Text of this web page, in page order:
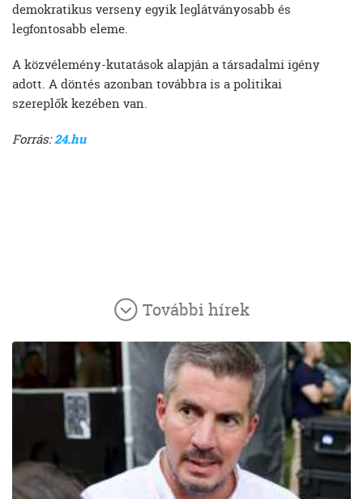
demokratikus verseny egyik leglátványosabb és
legfontosabb eleme.
A közvélemény-kutatások alapján a társadalmi igény
adott. A döntés azonban továbbra is a politikai
szereplők kezében van.
Forrás:24.hu
További hírek